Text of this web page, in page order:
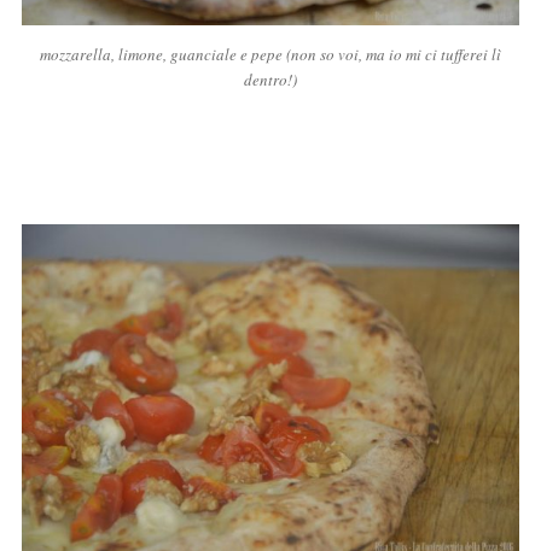
mozzarella, limone, guanciale e pepe (non so voi, ma io mi ci tufferei lì
dentro!)